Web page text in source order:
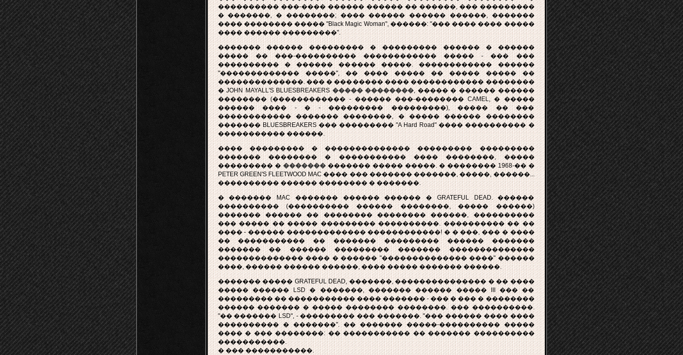
���������� ���-���� ������ ������ �� ������, ��� ���������
� �������, � ��������; ���� ������ ������ ������, �������
���� �������� ����� "Black Magic Woman", ������: "��� ���� ���� �����
���� ������ ���������".
������� ������ ��������� � ��������� ������ � ������
����� �� ���-���������� ������������ ����� - ��� ���
���������� � ������ ������ �����. ������������ ������
"������������� �����", �� ���� ����� �� ����� ����� ��
��������������. ��� � �������� ���� ������������ ��������
� JOHN MAYALL'S BLUESBREAKERS����� ��������, ����� � ������ ������
�������� (������������ - ������ ���-�������� CAMEL, � �����
������ ���� - � - ��������� ���������), ����� �� ���
������������ ������� ��������, � ����� ������ ��������
������� BLUESBREAKERS ��� ��������� "A Hard Road" ���� ���������� �
����������� ������.
���� ��������� � �������������� ��������� ���������
������� �������� � ����������� ���� ��������, �����
��������� ��������������� ����� �����. � �������� 1968-�� �
PETER GREEN'S FLEETWOOD MAC ���� ��� ������� �������, �����, ������...
���������� ������ �������� � �������.
� ������� MAC ������� ������ ������ � GRATEFUL DEAD. ������
���������� (���������� ������ ��������, ����� ������)
������� ������ �� �������� �������� ������, ����������
��� ����� �� ����� ��������� ����������. ���������� �� ��
���� - ������ ������������� ������������! � � ���, ��� � ����
�� ����������� �� ������� ��������� ������ �������
������� �� ������ ��������� ������� ��������������
�������������� ���� � ������ "�������������� ����" ������
����, ������ ������ ������, ���� ����� ������� ������.
������� ����� GRATEFUL DEAD, �������, ��������������� � �� ����
����� ������ LSD � �������, ������� ������ ����� III ��� ��
��������� �� ����������� ���� ������� - ��� � ��� � ��������
������ ������� � ����� �������� ��������. ��� ����������.
"�� ������� LSD", - ��������� ��� �������. "��� ������ ���� ����
���������� � �������". �� ������� �����-���������� �����
���� � ��� ��������: �� ����������� �� ������� ����������
�����������.
� ��� �����������.